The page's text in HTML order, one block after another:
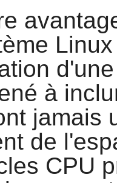
à
jamais
de
CPU